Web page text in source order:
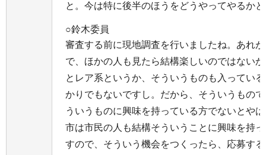
と。今は特に後半のほうをどうやってやるか
○鈴木委員
審査する前に現地調査を行いましたね。あれ
で、ほかの人も見たら結構楽しいのではない
とレア系というか、そういうものも入ってい
かりでもないですし。だから、そういうもの
ういうものに興味を持っている方でないとや
市は市民の人も結構そういうことに興味を持
すので、そういう機会をつくったら、応募す